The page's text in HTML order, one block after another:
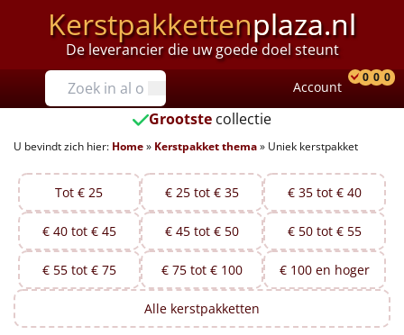
Kerstpakkettenplaza.nl
De leverancier die uw goede doel steunt
Prijzen
Tot €25
€25 tot €35
€35 tot €40
€40 tot €45
€45 tot €50
€50 tot €55
Account
0 0 0
Grootste collectie
U bevindt zich hier: Home» Kerstpakket thema» Uniek kerstpakket
Tot € 25 € 25 tot € 35 € 35 tot € 40
€ 40 tot € 45 € 45 tot € 50 € 50 tot € 55
€ 55 tot € 75 € 75 tot € 100 € 100 en hoger
Alle kerstpakketten